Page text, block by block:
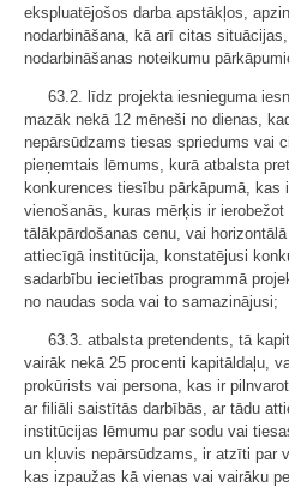
ekspluatējošos darba apstākļos,
nodarbināšana, kā arī citas
nodarbināšanas noteikumu
63.2. līdz projekta iesnieguma
mazāk nekā 12 mēneši no dienas,
nepārsūdzams tiesas spriedums vai
pieņemtais lēmums, kurā atbalsta
konkurences tiesību pārkāpumā, kas
vienošanās, kuras mērķis ir
tālākpārdošanas cenu, vai
attiecīgā institūcija, konstatējusi
sadarbību iecietības programmā
no naudas soda vai to samazinājusi;
63.3. atbalsta pretendents, tā
vairāk nekā 25 procenti kapitāldaļu,
prokūrists vai persona, kas ir
ar filiāli saistītās darbībās, ar tādu
institūcijas lēmumu par sodu vai
un kļuvis nepārsūdzams, ir atzīti par
kas izpaužas kā vienas vai vairāku